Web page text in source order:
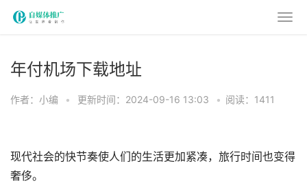
年付机场下载地址
作者：小编 • 更新时间：2024-09-16 13:03 • 阅读：1411
现代社会的快节奏使人们的生活更加紧凑，旅行时间也变得
奢侈。